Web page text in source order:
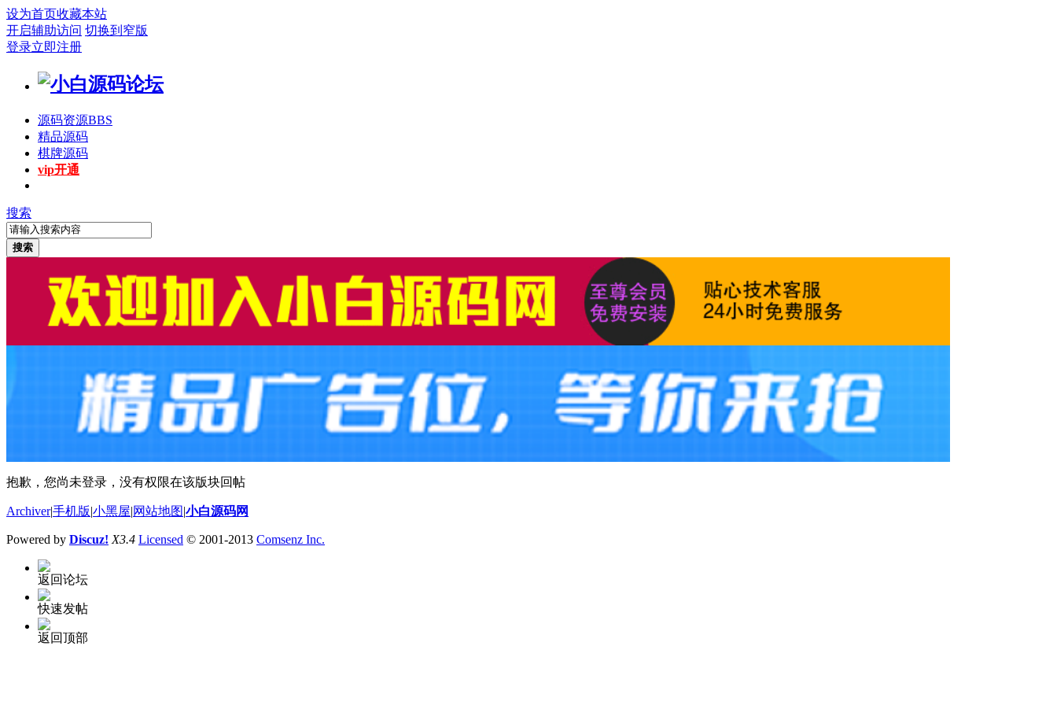
设为首页收藏本站
开启辅助访问 切换到窄版
登录立即注册
源码资源BBS
精品源码
棋牌源码
vip开通
搜索
搜索
抱歉，您尚未登录，没有权限在该版块回帖
Archiver|手机版 小黑屋 网站地图 小白源码网
Powered by Discuz! X3.4 Licensed © 2001-2013 Comsenz Inc.
返回论坛
快速发帖
返回顶部